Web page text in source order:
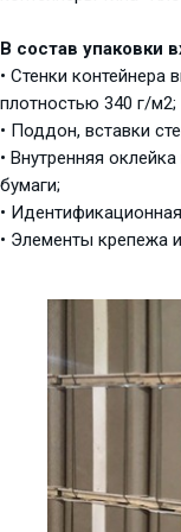
В состав упаковки
• Стенки
плотностью 340 г/м2;
• Поддон, вставки
• Внутренняя
бумаги;
•
• Элементы крепежа